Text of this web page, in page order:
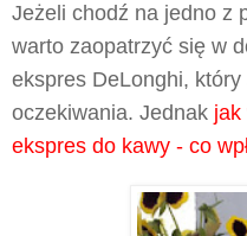
Jeżeli chodź na jedno z
warto zaopatrzyć się w
ekspres DeLonghi, który
oczekiwania. Jednak jak
ekspres do kawy - co